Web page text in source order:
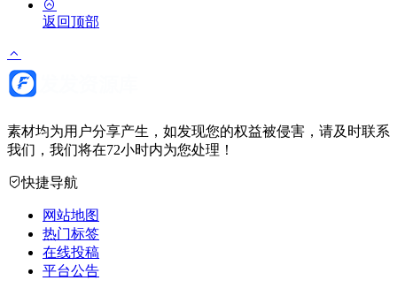
返回顶部
素材均为用户分享产生，如发现您的权益被侵害，请及时联系
我们，我们将在72小时内为您处理！
快捷导航
网站地图
热门标签
在线投稿
平台公告